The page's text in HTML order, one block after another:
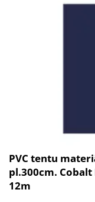
PVC tentu
pl.300cm. Cobalt
12m